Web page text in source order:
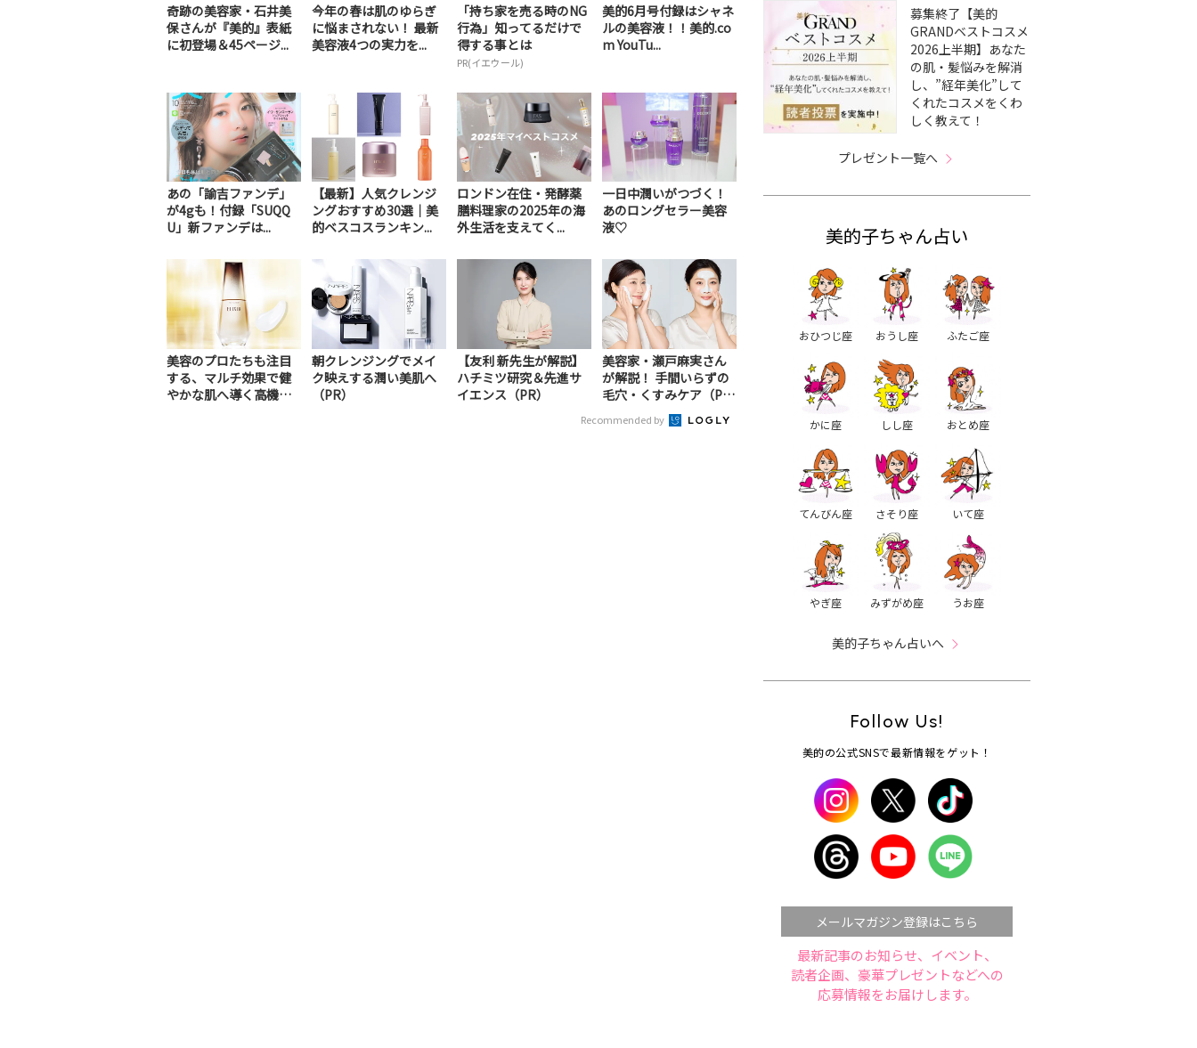
奇跡の美容家・石井美
保さんが『美的』表紙
に初登場＆45ページ...
今年の春は肌のゆらぎ
に悩まされない！ 最新
美容液4つの実力を...
「持ち家を売る時のNG
行為」知ってるだけで
得する事とは
PR(イエウール)
美的6月号付録はシャネ
ルの美容液！！美的.co
m YouTu...
あの「諭吉ファンデ」
が4gも！付録「SUQQ
U」新ファンデは...
【最新】人気クレンジ
ングおすすめ30選｜美
的ベスコスランキン...
ロンドン在住・発酵薬
膳料理家の2025年の海
外生活を支えてく...
一日中潤いがつづく！
あのロングセラー美容
液♡
美容のプロたちも注目
する、マルチ効果で健
やかな肌へ導く高機能
朝クレンジングでメイ
ク映えする潤い美肌へ
（PR）
【友利 新先生が解説】
ハチミツ研究＆先進サ
イエンス（PR）
美容家・瀬戸麻実さん
が解説！ 手間いらずの
毛穴・くすみケア（P
Recommended by
募集終了【美的
GRANDベストコスメ
2026上半期】あなた
の肌・髪悩みを解消
し、”経年美化”して
くれたコスメをくわ
しく教えて！
プレゼント一覧へ
美的子ちゃん占い
おひつじ座 おうし座 ふたご座
かに座 しし座 おとめ座
てんびん座 さそり座 いて座
やぎ座 みずがめ座 うお座
美的子ちゃん占いへ
Follow Us!
美的の公式SNSで最新情報をゲット！
メールマガジン登録はこちら
最新記事のお知らせ、イベント、
読者企画、豪華プレゼントなどへの
応募情報をお届けします。